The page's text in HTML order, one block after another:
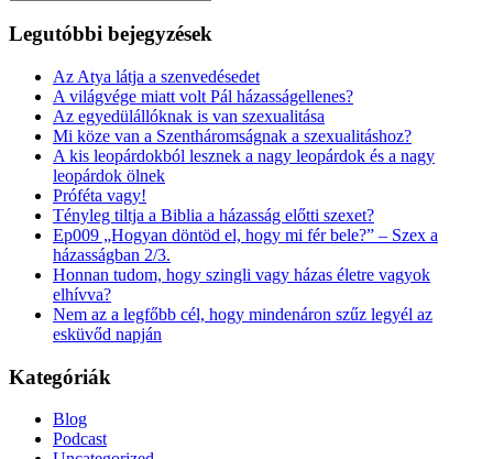
Legutóbbi bejegyzések
Az Atya látja a szenvedésedet
A világvége miatt volt Pál házasságellenes?
Az egyedülállóknak is van szexualitása
Mi köze van a Szentháromságnak a szexualitáshoz?
A kis leopárdokból lesznek a nagy leopárdok és a nagy
leopárdok ölnek
Próféta vagy!
Tényleg tiltja a Biblia a házasság előtti szexet?
Ep009 „Hogyan döntöd el, hogy mi fér bele?” – Szex a
házasságban 2/3.
Honnan tudom, hogy szingli vagy házas életre vagyok
elhívva?
Nem az a legfőbb cél, hogy mindenáron szűz legyél az
esküvőd napján
Kategóriák
Blog
Podcast